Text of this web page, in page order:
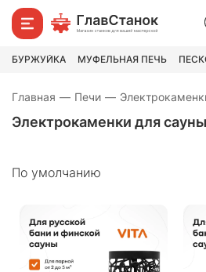
БУРЖУЙКА МУФЕЛЬНАЯ ПЕЧЬ
Главная — Печи —
Электрокаменки для сауны
По умолчанию